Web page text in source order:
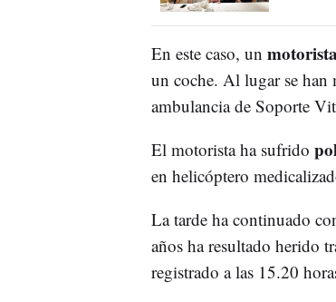
En este caso, un
un coche. Al lugar se
ambulancia de Soporte
El motorista ha sufrido
en helicóptero
La tarde ha continuado
años ha resultado herido
registrado a las 15.20